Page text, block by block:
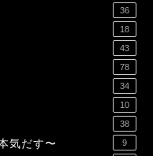
36
18
43
78
34
10
38
気だす〜 9